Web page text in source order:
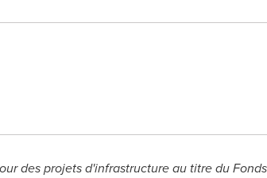
des projets d'infrastructure au titre du